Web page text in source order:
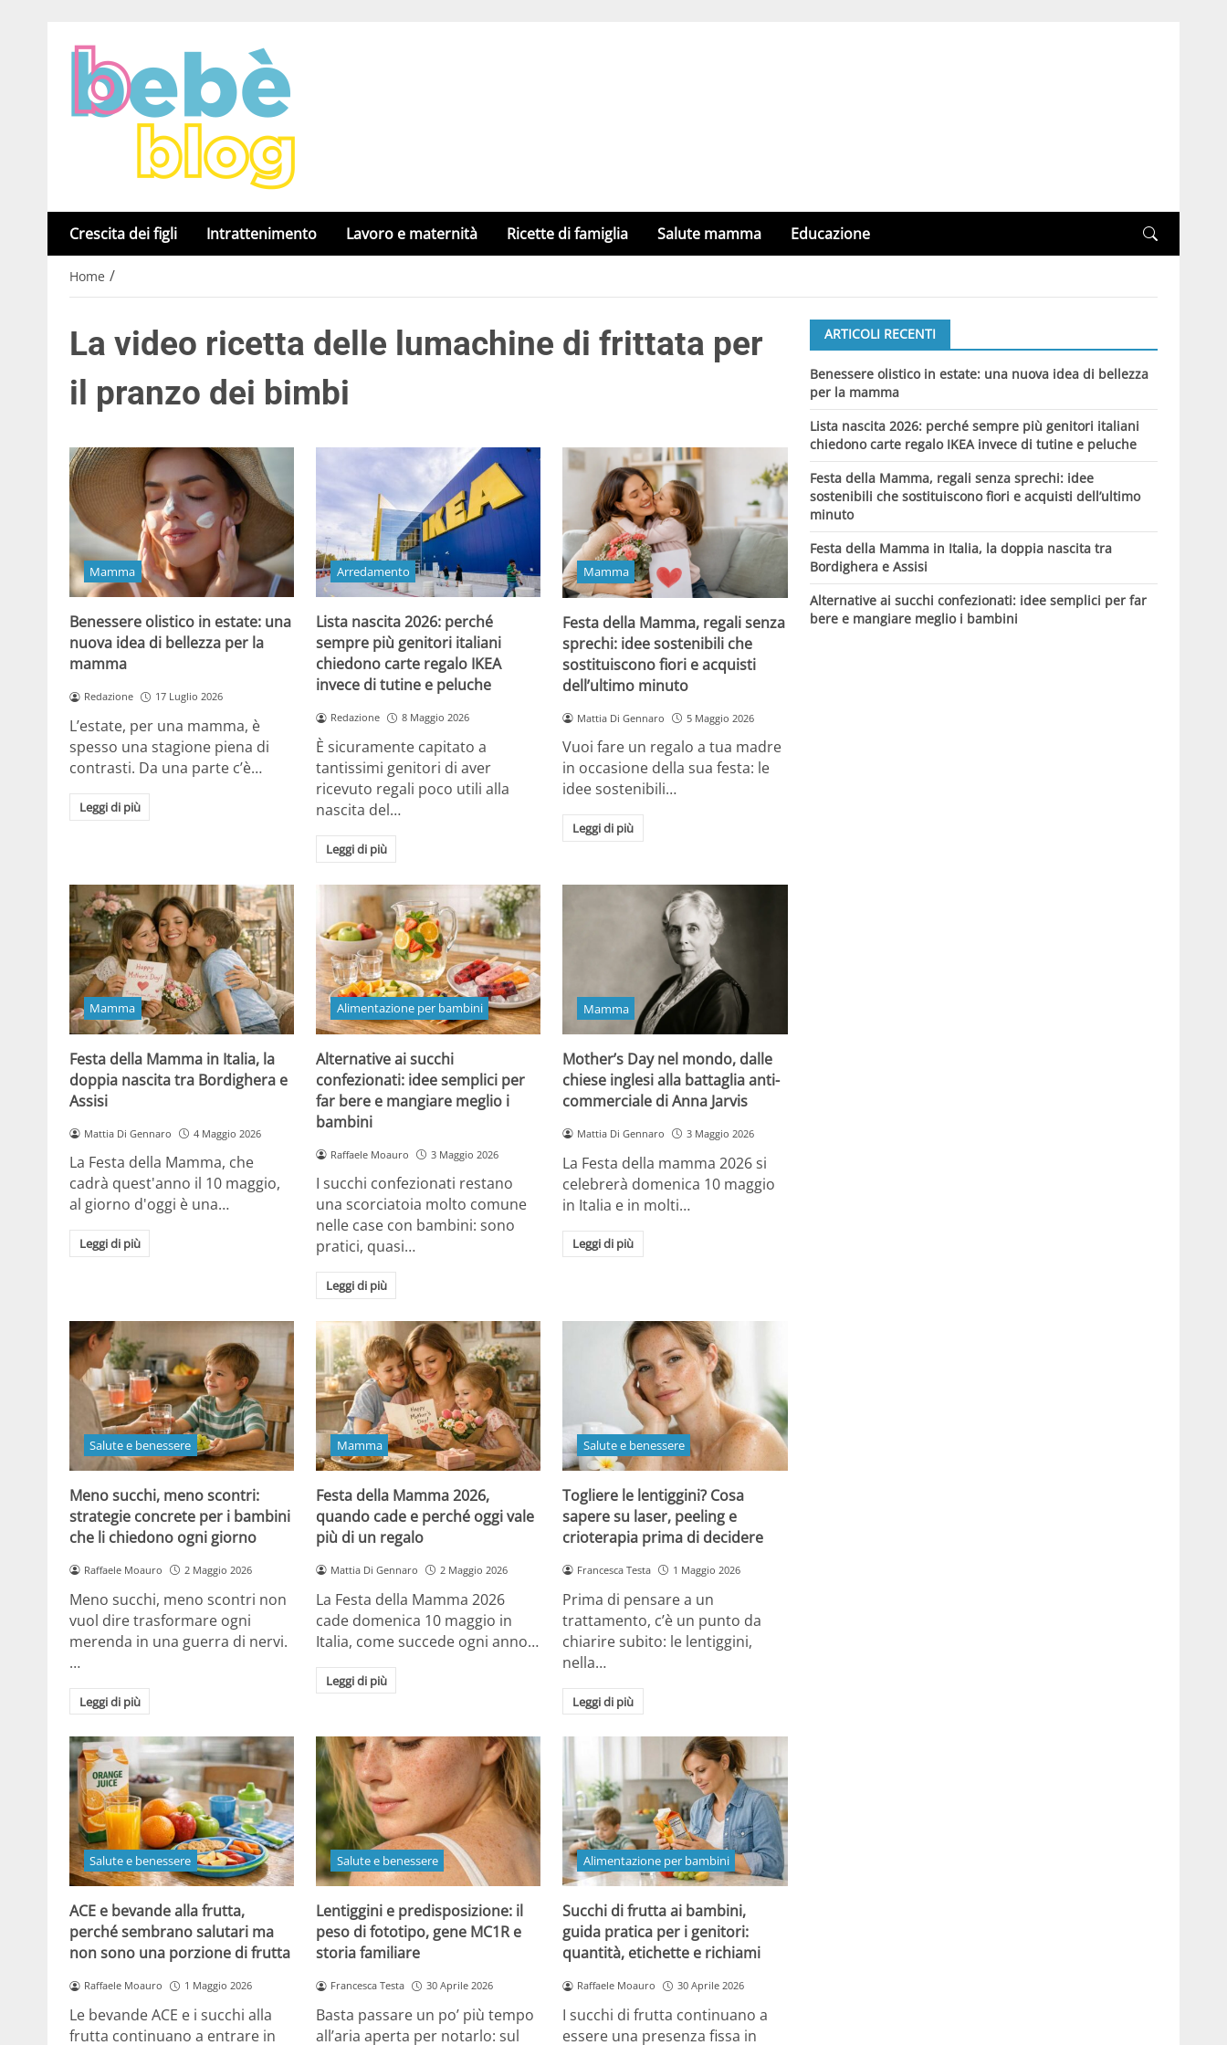
Crescita dei figli Intrattenimento Lavoro e maternità Ricette di famiglia Salute mamma Educazione
Home /
La video ricetta delle lumachine di frittata per
il pranzo dei bimbi
Mamma
Benessere olistico in estate: una
nuova idea di bellezza per la
mamma
Redazione 17 Luglio 2026
L’estate, per una mamma, è
spesso una stagione piena di
contrasti. Da una parte c’è…
Leggi di più
Arredamento
Lista nascita 2026: perché
sempre più genitori italiani
chiedono carte regalo IKEA
invece di tutine e peluche
Redazione 8 Maggio 2026
È sicuramente capitato a
tantissimi genitori di aver
ricevuto regali poco utili alla
nascita del…
Leggi di più
Mamma
Festa della Mamma, regali senza
sprechi: idee sostenibili che
sostituiscono fiori e acquisti
dell’ultimo minuto
Mattia Di Gennaro 5 Maggio 2026
Vuoi fare un regalo a tua madre
in occasione della sua festa: le
idee sostenibili…
Leggi di più
Mamma
Festa della Mamma in Italia, la
doppia nascita tra Bordighera e
Assisi
Mattia Di Gennaro 4 Maggio 2026
La Festa della Mamma, che
cadrà quest'anno il 10 maggio,
al giorno d'oggi è una…
Leggi di più
Alimentazione per bambini
Alternative ai succhi
confezionati: idee semplici per
far bere e mangiare meglio i
bambini
Raffaele Moauro 3 Maggio 2026
I succhi confezionati restano
una scorciatoia molto comune
nelle case con bambini: sono
pratici, quasi…
Leggi di più
Mamma
Mother’s Day nel mondo, dalle
chiese inglesi alla battaglia anti-
commerciale di Anna Jarvis
Mattia Di Gennaro 3 Maggio 2026
La Festa della mamma 2026 si
celebrerà domenica 10 maggio
in Italia e in molti…
Leggi di più
Salute e benessere
Meno succhi, meno scontri:
strategie concrete per i bambini
che li chiedono ogni giorno
Raffaele Moauro 2 Maggio 2026
Meno succhi, meno scontri non
vuol dire trasformare ogni
merenda in una guerra di nervi.
…
Leggi di più
Mamma
Festa della Mamma 2026,
quando cade e perché oggi vale
più di un regalo
Mattia Di Gennaro 2 Maggio 2026
La Festa della Mamma 2026
cade domenica 10 maggio in
Italia, come succede ogni anno…
Leggi di più
Salute e benessere
Togliere le lentiggini? Cosa
sapere su laser, peeling e
crioterapia prima di decidere
Francesca Testa 1 Maggio 2026
Prima di pensare a un
trattamento, c’è un punto da
chiarire subito: le lentiggini,
nella…
Leggi di più
Salute e benessere
ACE e bevande alla frutta,
perché sembrano salutari ma
non sono una porzione di frutta
Raffaele Moauro 1 Maggio 2026
Le bevande ACE e i succhi alla
frutta continuano a entrare in
Salute e benessere
Lentiggini e predisposizione: il
peso di fototipo, gene MC1R e
storia familiare
Francesca Testa 30 Aprile 2026
Basta passare un po’ più tempo
all’aria aperta per notarlo: sul
Alimentazione per bambini
Succhi di frutta ai bambini,
guida pratica per i genitori:
quantità, etichette e richiami
Raffaele Moauro 30 Aprile 2026
I succhi di frutta continuano a
essere una presenza fissa in
ARTICOLI RECENTI
Benessere olistico in estate: una nuova idea di bellezza
per la mamma
Lista nascita 2026: perché sempre più genitori italiani
chiedono carte regalo IKEA invece di tutine e peluche
Festa della Mamma, regali senza sprechi: idee
sostenibili che sostituiscono fiori e acquisti dell’ultimo
minuto
Festa della Mamma in Italia, la doppia nascita tra
Bordighera e Assisi
Alternative ai succhi confezionati: idee semplici per far
bere e mangiare meglio i bambini